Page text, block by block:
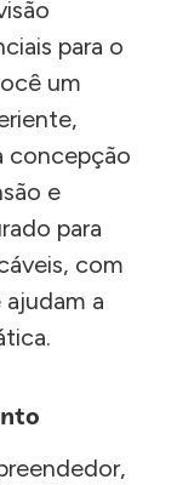
para o
um
concepção
e
para
com
a